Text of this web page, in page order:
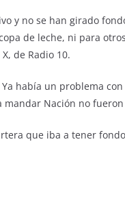
y no se han girado
de leche, ni para
de Radio 10.
había un problema
Nación no fueron
que iba a tener